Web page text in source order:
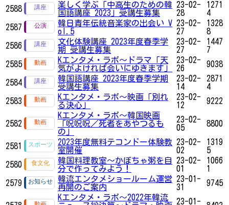
2588
楽しく学ぶ「中高生のための韓
国語講座 2023」受講生募集
23-02-
28
1271
4
2587
韓日青年伝統音楽家の出会い V
ol.5
23-02-
27
1328
8
2586
文化体験講座 2023年度春季学
期 受講生募集
23-02-
27
1447
7
2585
Kエンタメ・ラボ～ドラマ「天
気がよければ会いにゆきます」
23-02-
26
9038
2584
韓国語講座 2023年度春季学期
受講生募集
23-02-
14
2871
4
2583
Kエンタメ・ラボ～映画「別れ
る決心」
23-02-
12
9222
2582
Kエンタメ・ラボ～韓国映画
「呪呪呪／死者をあやつるも
の」
23-02-
05
8800
2581
2023年度無料テコンドー体験教
室開催
23-02-
02
1319
5
2580
韓国料理教室〜かぼちゃ粥を自
分で作ってみよう！
23-02-
01
1066
1
2579
韓流エンタメショールーム運営
再開のご案内
23-01-
31
9745
Kエンタメ・ラボ～2022年韓流
23-01-